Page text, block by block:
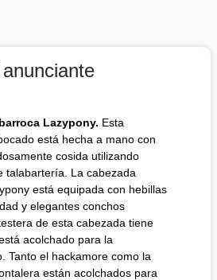
Lazypony. Esta
está hecha a mano con
cosida utilizando
talabartería. La cabezada
está equipada con hebillas
y elegantes conchos
de esta cabezada tiene
acolchado para la
Tanto el hackamore como la
están acolchados para